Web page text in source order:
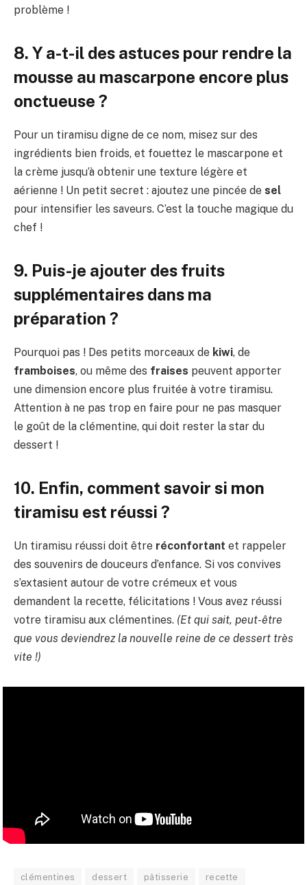
problème !
8. Y a-t-il des astuces pour rendre la
mousse au mascarpone encore plus
onctueuse ?
Pour un tiramisu digne de ce nom, misez sur des
ingrédients bien froids, et fouettez le mascarpone et
la crème jusqu’à obtenir une texture légère et
aérienne ! Un petit secret : ajoutez une pincée de sel
pour intensifier les saveurs. C’est la touche magique du
chef !
9. Puis-je ajouter des fruits
supplémentaires dans ma
préparation ?
Pourquoi pas ! Des petits morceaux de kiwi, de
framboises, ou même des fraises peuvent apporter
une dimension encore plus fruitée à votre tiramisu.
Attention à ne pas trop en faire pour ne pas masquer
le goût de la clémentine, qui doit rester la star du
dessert !
10. Enfin, comment savoir si mon
tiramisu est réussi ?
Un tiramisu réussi doit être réconfortant et rappeler
des souvenirs de douceurs d’enfance. Si vos convives
s’extasient autour de votre crémeux et vous
demandent la recette, félicitations ! Vous avez réussi
votre tiramisu aux clémentines. (Et qui sait, peut-être
que vous deviendrez la nouvelle reine de ce dessert très
vite !)
clémentines dessert pâtisserie recette